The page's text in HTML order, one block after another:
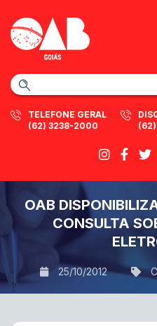
TELEFONE GERAL
(62) 3238-2000
OAB
CONSULTA
25/10/2012